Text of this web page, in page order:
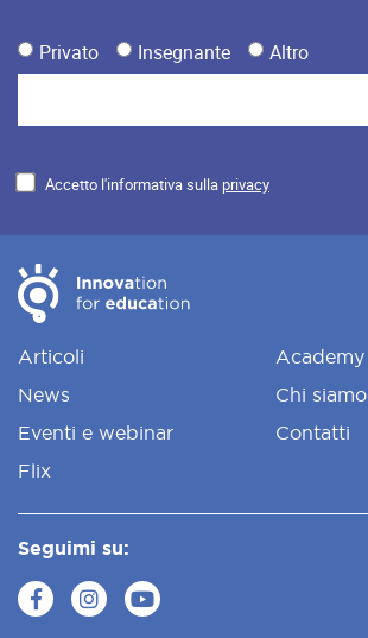
Privato Insegnante Altro
Accetto l'informativa sulla privacy
Articoli
News
Eventi e webinar
Flix
Academy
Chi siamo
Contatti
Seguimi su: